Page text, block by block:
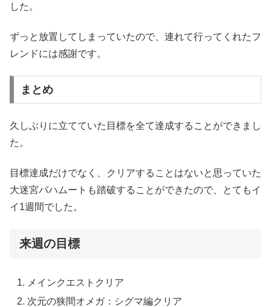
した。
ずっと放置してしまっていたので、連れて行ってくれたフ
レンドには感謝です。
まとめ
久しぶりに立てていた目標を全て達成することができまし
た。
目標達成だけでなく、クリアすることはないと思っていた
大迷宮バハムートも踏破することができたので、とてもイ
イ1週間でした。
来週の目標
メインクエストクリア
次元の狭間オメガ：シグマ編クリア